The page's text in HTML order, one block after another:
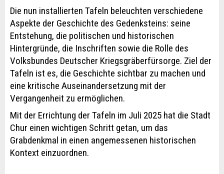
Die nun installierten Tafeln beleuchten verschiedene
Aspekte der Geschichte des Gedenksteins: seine
Entstehung, die politischen und historischen
Hintergründe, die Inschriften sowie die Rolle des
Volksbundes Deutscher Kriegsgräberfürsorge. Ziel der
Tafeln ist es, die Geschichte sichtbar zu machen und
eine kritische Auseinandersetzung mit der
Vergangenheit zu ermöglichen.
Mit der Errichtung der Tafeln im Juli 2025 hat die Stadt
Chur einen wichtigen Schritt getan, um das
Grabdenkmal in einen angemessenen historischen
Kontext einzuordnen.